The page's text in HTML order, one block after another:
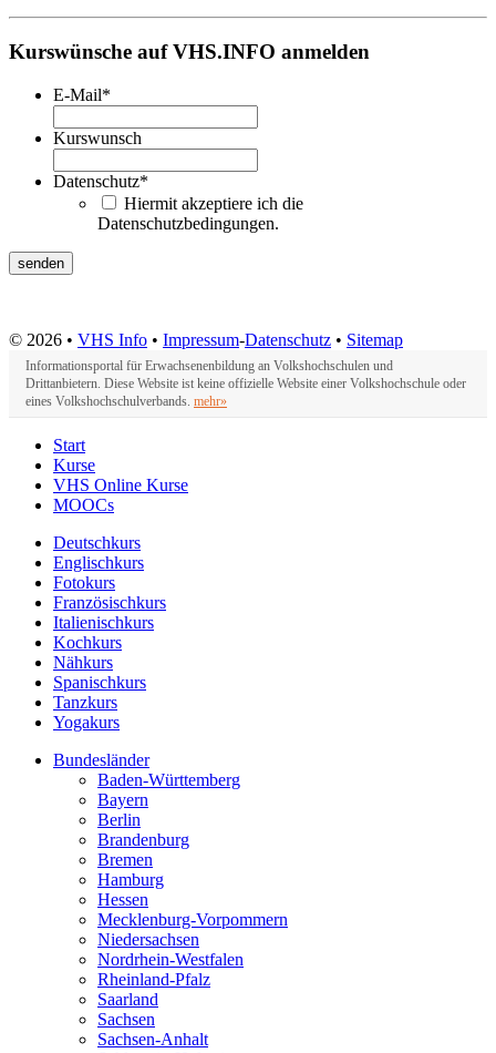
Kurswünsche auf VHS.INFO anmelden
E-Mail*
Kurswunsch
Datenschutz*
Hiermit akzeptiere ich die
Datenschutzbedingungen.
© 2026 • VHS Info • Impressum-Datenschutz • Sitemap
Informationsportal für Erwachsenenbildung an Volkshochschulen und
Drittanbietern. Diese Website ist keine offizielle Website einer Volkshochschule oder
eines Volkshochschulverbands. mehr»
Start
Kurse
VHS Online Kurse
MOOCs
Deutschkurs
Englischkurs
Fotokurs
Französischkurs
Italienischkurs
Kochkurs
Nähkurs
Spanischkurs
Tanzkurs
Yogakurs
Bundesländer
Baden-Württemberg
Bayern
Berlin
Brandenburg
Bremen
Hamburg
Hessen
Mecklenburg-Vorpommern
Niedersachsen
Nordrhein-Westfalen
Rheinland-Pfalz
Saarland
Sachsen
Sachsen-Anhalt